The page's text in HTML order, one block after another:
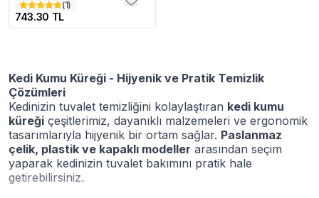
(1)
743.30 TL
Kedi Kumu Küreği - Hijyenik ve Pratik Temizlik
Çözümleri
Kedinizin tuvalet temizliğini kolaylaştıran kedi kumu
küreği çeşitlerimiz, dayanıklı malzemeleri ve ergonomik
tasarımlarıyla hijyenik bir ortam sağlar. Paslanmaz
çelik, plastik ve kapaklı modeller arasından seçim
yaparak kedinizin tuvalet bakımını pratik hale
getirebilirsiniz.